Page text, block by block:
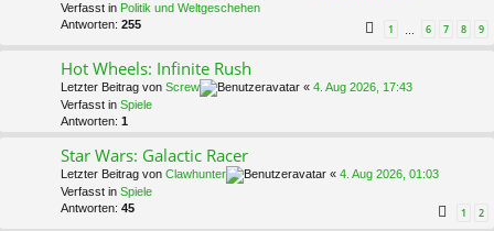
Verfasst in Politik und Weltgeschehen
Antworten: 255 1 … 6 7 8 9
Hot Wheels: Infinite Rush
Letzter Beitrag von Screw « 4. Aug 2026, 17:43
Verfasst in Spiele
Antworten: 1
Star Wars: Galactic Racer
Letzter Beitrag von Clawhunter « 4. Aug 2026, 01:03
Verfasst in Spiele
Antworten: 45 1 2